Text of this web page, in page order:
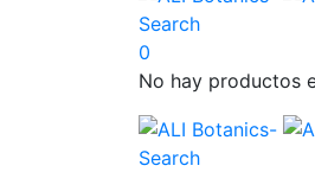
Search
0
No hay productos
Search